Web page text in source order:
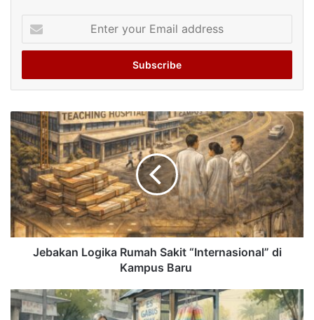
your
Email
Jebakan Logika Rumah Sakit “Internasional” di
Kampus Baru